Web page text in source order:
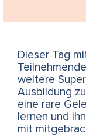
Dieser Tag
weitere
Ausbildung
eine rare
lernen und
mit